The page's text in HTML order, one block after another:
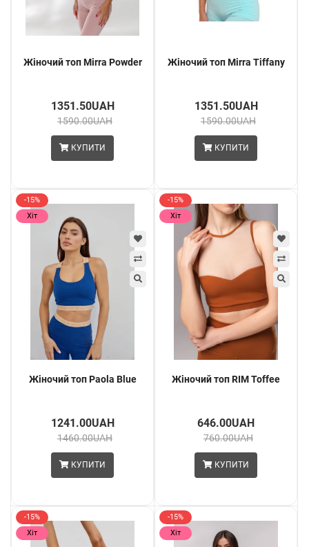
Жіночий топ Mirra Powder
1351.50UAH
1590.00UAH
КУПИТИ
Жіночий топ Mirra Tiffany
1351.50UAH
1590.00UAH
КУПИТИ
-15%
Хіт
Жіночий топ Paola Blue
1241.00UAH
1460.00UAH
КУПИТИ
-15%
Хіт
Жіночий топ RIM Toffee
646.00UAH
760.00UAH
КУПИТИ
-15%
Хіт
-15%
Хіт